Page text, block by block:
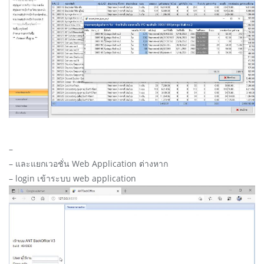
–
– และแยกเวอชั่น Web Application ต่างหาก
– login เข้าระบบ web application